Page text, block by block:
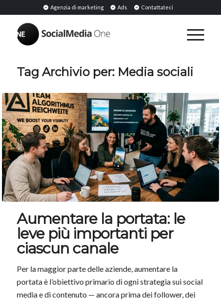
Agenzia di marketing Ads Contattateci
Tag Archivio per: Media sociali
Aumentare la portata: le
leve più importanti per
ciascun canale
Per la maggior parte delle aziende, aumentare la
portata è l’obiettivo primario di ogni strategia sui social
media e di contenuto — ancora prima dei follower, dei